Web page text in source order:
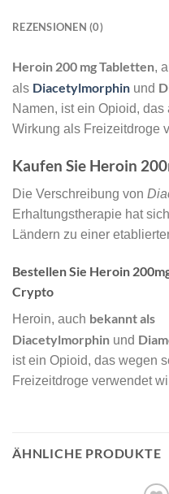
REZENSIONEN (0)
Heroin 200 mg Tabletten,
als Diacetylmorphin und
Namen, ist ein Opioid,
Wirkung als Freizeitdroge
Kaufen Sie Heroin
Die Verschreibung von
Erhaltungstherapie hat
Ländern zu einer
Bestellen Sie Heroin
Crypto
Heroin, auch bekannt als
Diacetylmorphin und
ist ein Opioid, das wegen
Freizeitdroge verwendet
ÄHNLICHE PRODUKTE